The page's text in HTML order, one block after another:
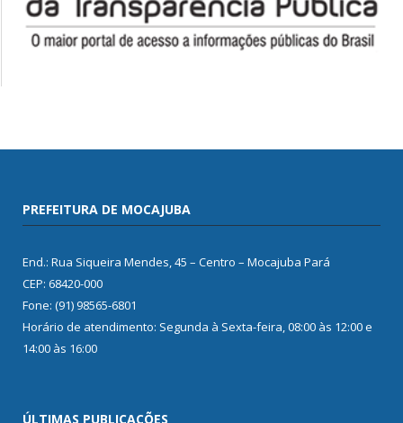
PREFEITURA DE MOCAJUBA
End.: Rua Siqueira Mendes, 45 – Centro – Mocajuba Pará
CEP: 68420-000
Fone: (91) 98565-6801
Horário de atendimento: Segunda à Sexta-feira, 08:00 às 12:00 e
14:00 às 16:00
ÚLTIMAS PUBLICAÇÕES